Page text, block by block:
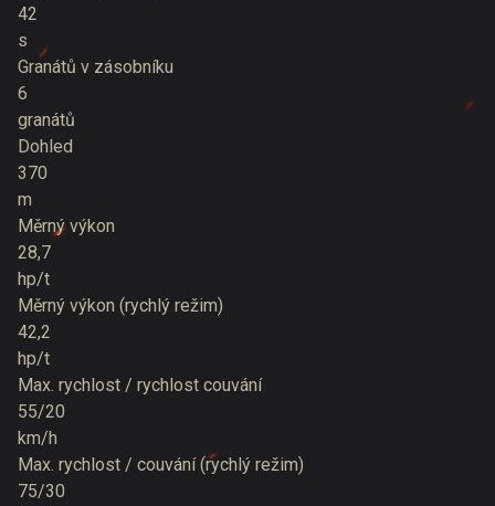
42
s
Granátů v zásobníku
6
granátů
Dohled
370
m
Měrný výkon
28,7
hp/t
Měrný výkon (rychlý režim)
42,2
hp/t
Max. rychlost / rychlost couvání
55/20
km/h
Max. rychlost / couvání (rychlý režim)
75/30